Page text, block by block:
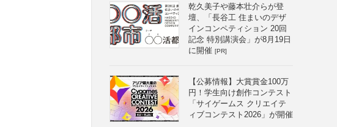
乾久美子や藤本壮介らが登
壇、「長谷工 住まいのデザ
インコンペティション 20回
記念 特別講演会」が8月19日
に開催 [PR]
【公募情報】大賞賞金100万
円！学生向け創作コンテスト
「サイゲームス クリエイテ
ィブコンテスト2026」が開催